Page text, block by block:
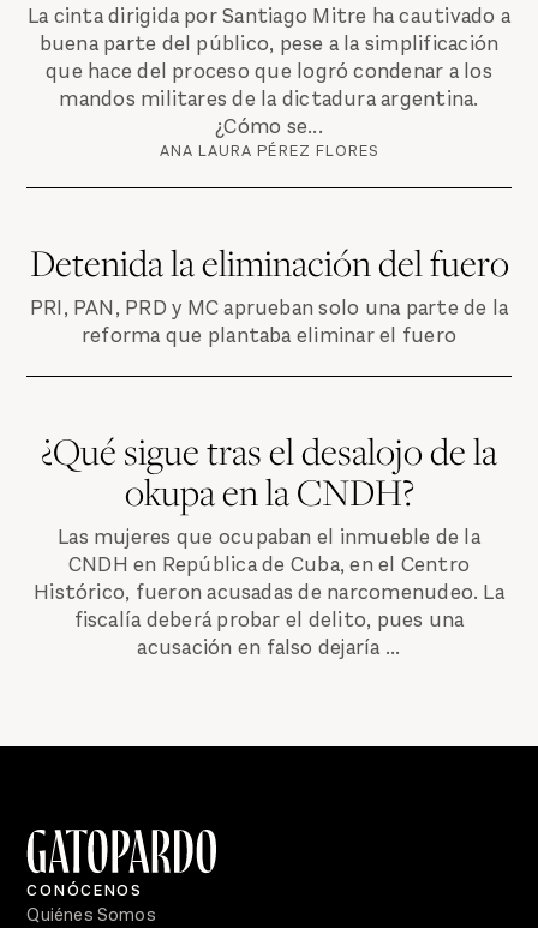
La cinta dirigida por Santiago Mitre ha cautivado a
buena parte del público, pese a la simplificación
que hace del proceso que logró condenar a los
mandos militares de la dictadura argentina.
¿Cómo se...
ANA LAURA PÉREZ FLORES
Detenida la eliminación del fuero
PRI, PAN, PRD y MC aprueban solo una parte de la
reforma que plantaba eliminar el fuero
¿Qué sigue tras el desalojo de la
okupa en la CNDH?
Las mujeres que ocupaban el inmueble de la
CNDH en República de Cuba, en el Centro
Histórico, fueron acusadas de narcomenudeo. La
fiscalía deberá probar el delito, pues una
acusación en falso dejaría ...
CONÓCENOS
Quiénes Somos